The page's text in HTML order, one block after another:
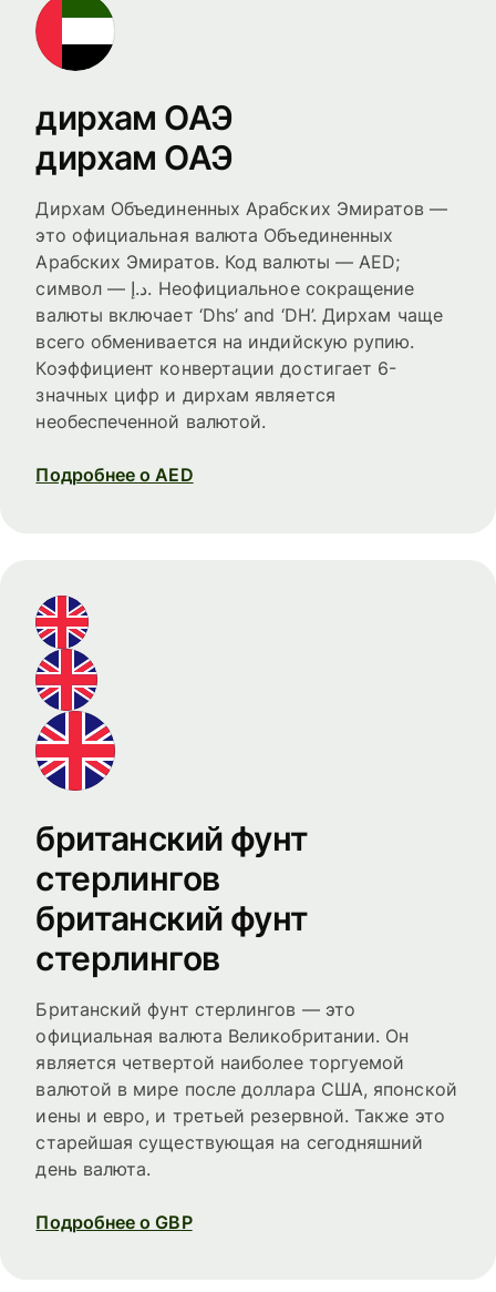
дирхам ОАЭ
дирхам ОАЭ
Дирхам Объединенных Арабских Эмиратов —
это официальная валюта Объединенных
Арабских Эмиратов. Код валюты — AED;
символ — د.إ. Неофициальное сокращение
валюты включает ‘Dhs’ and ‘DH’. Дирхам чаще
всего обменивается на индийскую рупию.
Коэффициент конвертации достигает 6-
значных цифр и дирхам является
необеспеченной валютой.
Подробнее о AED
британский фунт
стерлингов
британский фунт
стерлингов
Британский фунт стерлингов — это
официальная валюта Великобритании. Он
является четвертой наиболее торгуемой
валютой в мире после доллара США, японской
иены и евро, и третьей резервной. Также это
старейшая существующая на сегодняшний
день валюта.
Подробнее о GBP